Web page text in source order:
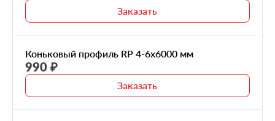
Заказать
Коньковый профиль RP 4-6х6000 мм
990 ₽
Заказать